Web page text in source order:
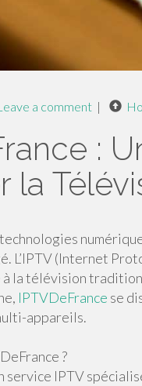
a comment |
:
la
L’IPTV (Internet
la télévision
IPTVDeFrance se
appareils.
?
service IPTV